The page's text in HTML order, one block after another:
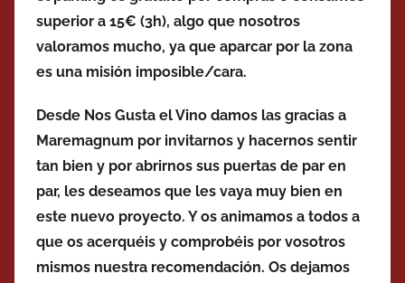
superior a 15€ (3h), algo que nosotros
valoramos mucho, ya que aparcar por la zona
es una misión imposible/cara.
Desde Nos Gusta el Vino damos las gracias a
Maremagnum por invitarnos y hacernos sentir
tan bien y por abrirnos sus puertas de par en
par, les deseamos que les vaya muy bien en
este nuevo proyecto. Y os animamos a todos a
que os acerquéis y comprobéis por vosotros
mismos nuestra recomendación. Os dejamos